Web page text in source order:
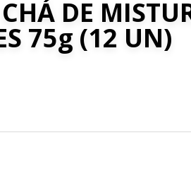
DE
75g (12 UN)